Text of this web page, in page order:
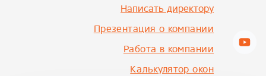
Написать директору
Презентация о компании
Работа в компании
Калькулятор окон